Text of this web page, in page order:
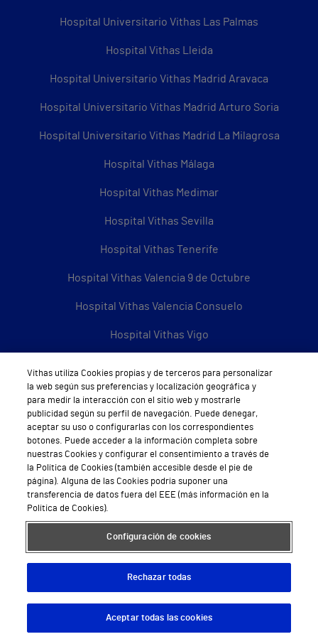
Hospital Universitario Vithas Las Palmas
Hospital Vithas Lleida
Hospital Universitario Vithas Madrid Aravaca
Hospital Universitario Vithas Madrid Arturo Soria
Hospital Universitario Vithas Madrid La Milagrosa
Hospital Vithas Málaga
Hospital Vithas Medimar
Hospital Vithas Sevilla
Hospital Vithas Tenerife
Hospital Vithas Valencia 9 de Octubre
Hospital Vithas Valencia Consuelo
Hospital Vithas Vigo
Hospital Vithas Vitoria
Hospital Vithas Xanit Internacional (Benalmádena)
Todos los centros Vithas
Quiénes somos
Trabajar en Vithas
Teléfono Cita Médica
Teléfono Atención al Cliente
Descargar App
Vithas utiliza Cookies propias y de terceros para personalizar
la web según sus preferencias y localización geográfica y
para medir la interacción con el sitio web y mostrarle
publicidad según su perfil de navegación. Puede denegar,
aceptar su uso o configurarlas con los correspondientes
botones. Puede acceder a la información completa sobre
nuestras Cookies y configurar el consentimiento a través de
la Política de Cookies (también accesible desde el pie de
página). Alguna de las Cookies podría suponer una
transferencia de datos fuera del EEE (más información en la
Política de Cookies).
Configuración de cookies
Rechazar todas
Aceptar todas las cookies